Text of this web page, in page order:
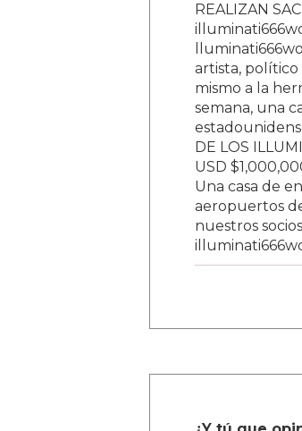
REALIZAN
artista, político
mismo a la
semana, una
DE LOS
USD
Una casa de
aeropuertos
nuestros